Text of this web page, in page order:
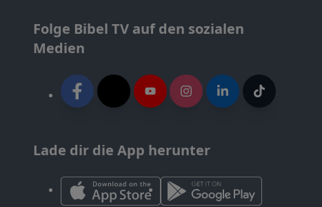
Folge Bibel TV auf den sozialen
Medien
Lade dir die App herunter